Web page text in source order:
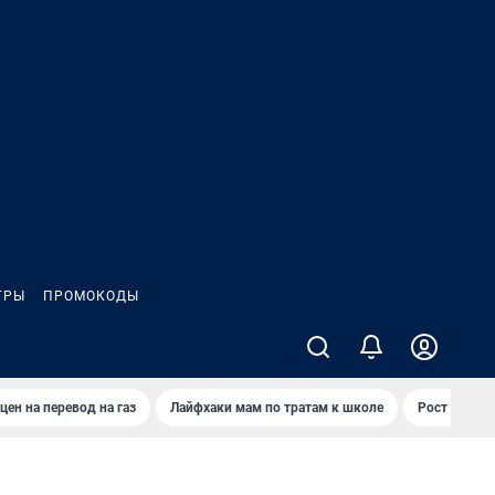
ПРОМОКОДЫ
на перевод на газ Лайфхаки мам по тратам к школе Рост цен на